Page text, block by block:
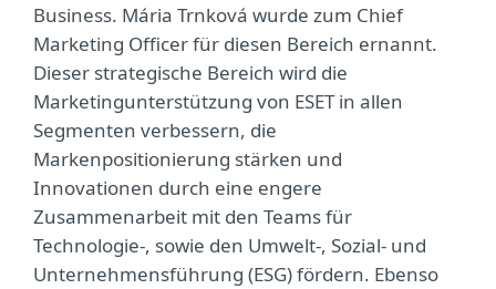
Business. Mária Trnková wurde zum Chief
Marketing Officer für diesen Bereich ernannt.
Dieser strategische Bereich wird die
Marketingunterstützung von ESET in allen
Segmenten verbessern, die
Markenpositionierung stärken und
Innovationen durch eine engere
Zusammenarbeit mit den Teams für
Technologie-, sowie den Umwelt-, Sozial- und
Unternehmensführung (ESG) fördern. Ebenso